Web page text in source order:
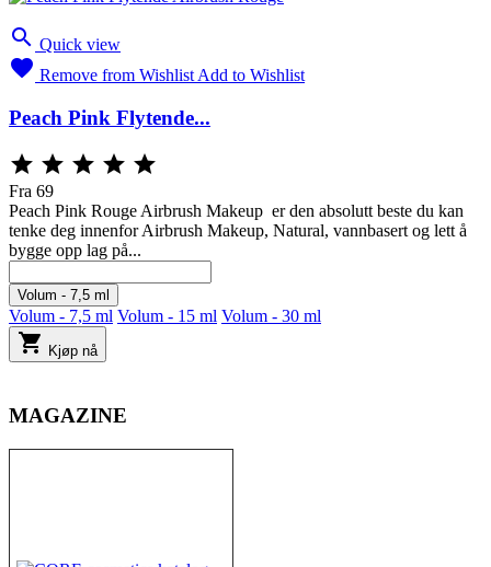
 Quick view
 Remove from Wishlist Add to Wishlist
Peach Pink Flytende...
    
Fra 69
Peach Pink Rouge Airbrush Makeup er den absolutt beste du kan
tenke deg innenfor Airbrush Makeup, Natural, vannbasert og lett å
bygge opp lag på...
Volum - 7,5 ml
Volum - 7,5 ml Volum - 15 ml Volum - 30 ml
 Kjøp nå
MAGAZINE